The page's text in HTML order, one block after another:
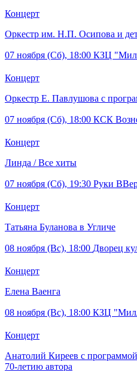
Концерт
Оркестр им. Н.П. Осипова и
07 ноября (Сб), 18:00 КЗЦ
Концерт
Оркестр Е. Павлушова с
07 ноября (Сб), 18:00 КСК
Концерт
Линда / Все хиты
07 ноября (Сб), 19:30 Руки
Концерт
Татьяна Буланова в Угличе
08 ноября (Вс), 18:00 Дворец
Концерт
Елена Ваенга
08 ноября (Вс), 18:00 КЗЦ
Концерт
Анатолий Киреев с
70-летию автора